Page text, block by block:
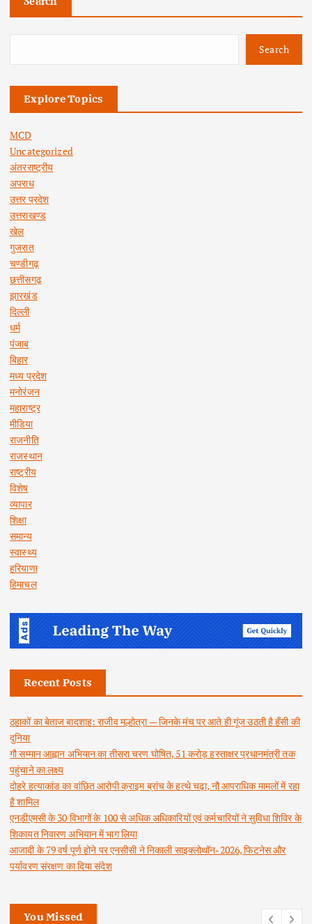
Search
Explore Topics
MCD
Uncategorized
अंतरराष्ट्रीय
अपराध
उत्तर प्रदेश
उत्तराखण्ड
खेल
गुजरात
चण्डीगढ़
छत्तीसगढ़
झारखंड
दिल्ली
धर्म
पंजाब
बिहार
मध्य प्रदेश
मनोरंजन
महाराष्ट्र
मीडिया
राजनीति
राजस्थान
राष्ट्रीय
विशेष
व्यापार
शिक्षा
समान्य
स्वास्थ्य
हरियाणा
हिमाचल
Recent Posts
ठहाकों का बेताज बादशाह: राजीव मल्होत्रा — जिनके मंच पर आते ही गूंज उठती है हँसी की
दुनिया
गौ सम्मान आह्वान अभियान का तीसरा चरण घोषित, 51 करोड़ हस्ताक्षर प्रधानमंत्री तक
पहुंचाने का लक्ष्य
दोहरे हत्याकांड का वांछित आरोपी क्राइम ब्रांच के हत्थे चढ़ा, नौ आपराधिक मामलों में रहा
है शामिल
एनडीएमसी के 30 विभागों के 100 से अधिक अधिकारियों एवं कर्मचारियों ने सुविधा शिविर के
शिकायत निवारण अभियान में भाग लिया
आजादी के 79 वर्ष पूर्ण होने पर एनसीसी ने निकाली साइक्लोथॉन-2026, फिटनेस और
पर्यावरण संरक्षण का दिया संदेश
You Missed